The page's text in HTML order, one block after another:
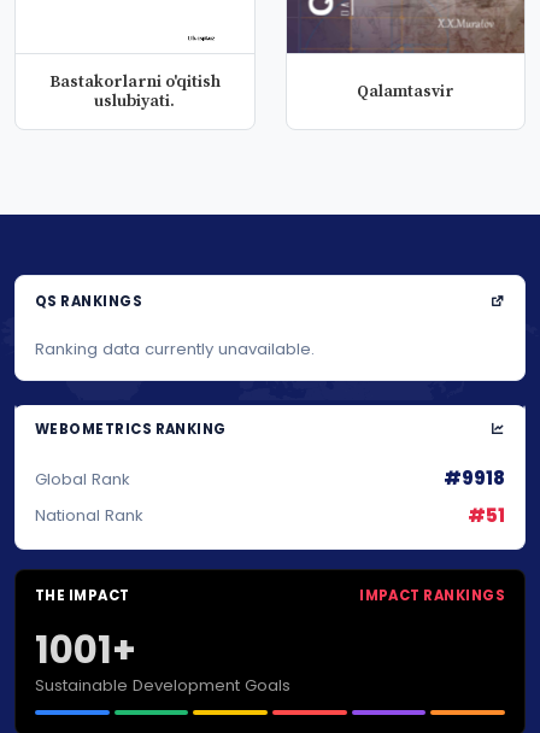
Bastakorlarni o'qitish
uslubiyati.
Qalamtasvir
QS RANKINGS
Ranking data currently unavailable.
WEBOMETRICS RANKING
Global Rank #9918
National Rank #51
THE IMPACT IMPACT RANKINGS
1001+
Sustainable Development Goals